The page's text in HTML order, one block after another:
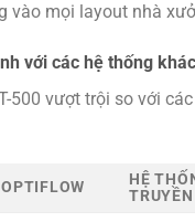
vào mọi layout nhà
với các hệ thống khác
500 vượt trội so với
OPTIFLOW
HỆ